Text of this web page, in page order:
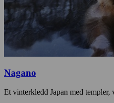
Nagano
Et vinterkledd Japan med